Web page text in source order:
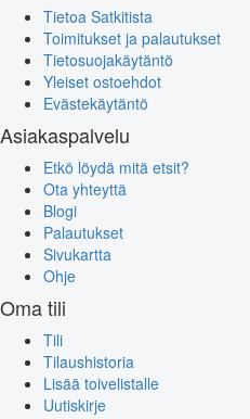
Tietoa Satkitista
Toimitukset ja palautukset
Tietosuojakäytäntö
Yleiset ostoehdot
Evästekäytäntö
Asiakaspalvelu
Etkö löydä mitä etsit?
Ota yhteyttä
Blogi
Palautukset
Sivukartta
Ohje
Oma tili
Tili
Tilaushistoria
Lisää toivelistalle
Uutiskirje